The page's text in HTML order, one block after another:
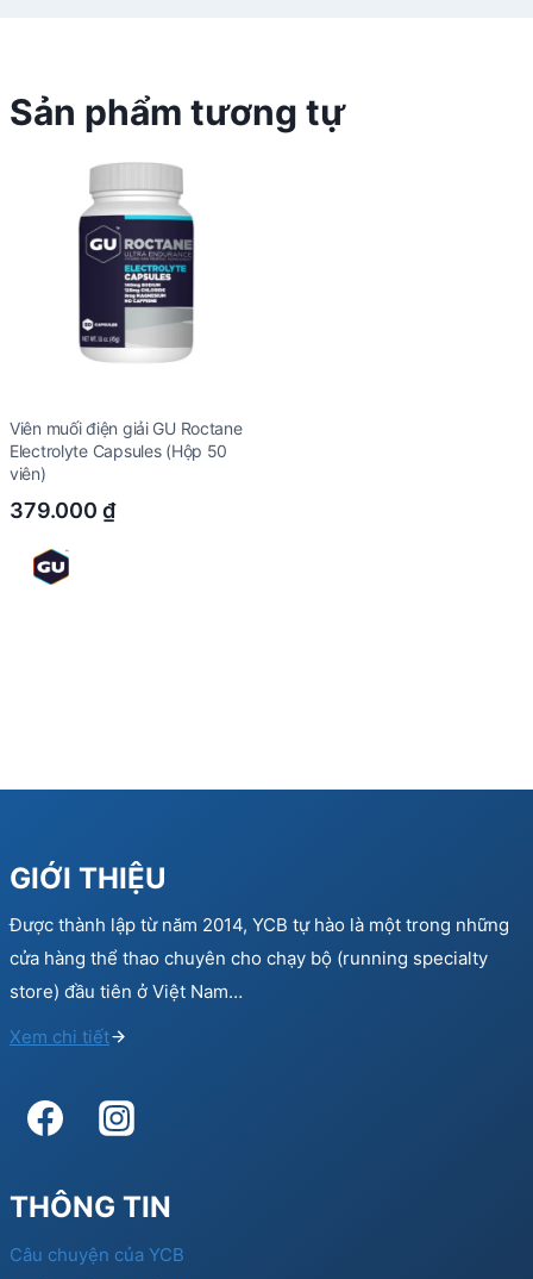
Sản phẩm tương tự
Viên muối điện giải GU Roctane
Electrolyte Capsules (Hộp 50
viên)
379.000 ₫
GIỚI THIỆU
Được thành lập từ năm 2014, YCB tự hào là một trong những
cửa hàng thể thao chuyên cho chạy bộ (running specialty
store) đầu tiên ở Việt Nam…
Xem chi tiết
THÔNG TIN
Câu chuyện của YCB